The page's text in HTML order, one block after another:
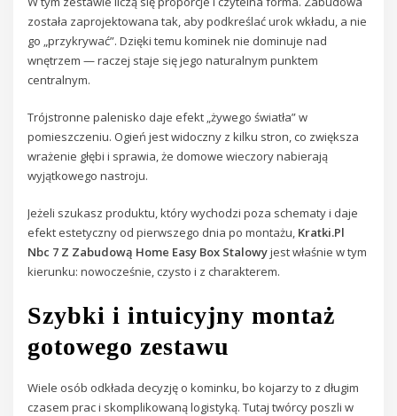
została zaprojektowana tak, aby podkreślać urok wkładu, a nie
go „przykrywać”. Dzięki temu kominek nie dominuje nad
wnętrzem — raczej staje się jego naturalnym punktem
centralnym.
Trójstronne palenisko daje efekt „żywego światła” w
pomieszczeniu. Ogień jest widoczny z kilku stron, co zwiększa
wrażenie głębi i sprawia, że domowe wieczory nabierają
wyjątkowego nastroju.
Jeżeli szukasz produktu, który wychodzi poza schematy i daje
efekt estetyczny od pierwszego dnia po montażu, Kratki.Pl
Nbc 7 Z Zabudową Home Easy Box Stalowyjest właśnie w tym
kierunku: nowocześnie, czysto i z charakterem.
Szybki i intuicyjny montaż
gotowego zestawu
Wiele osób odkłada decyzję o kominku, bo kojarzy to z długim
czasem prac i skomplikowaną logistyką. Tutaj twórcy poszli w